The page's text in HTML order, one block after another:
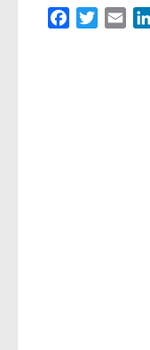
FacebookTwitterEmail